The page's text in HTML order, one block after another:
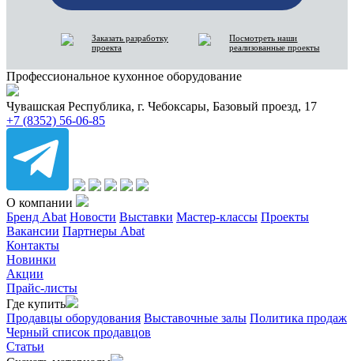
Заказать разработку
проекта
Посмотреть наши
реализованные проекты
Профессиональное кухонное оборудование
Чувашская Республика, г. Чебоксары, Базовый проезд, 17
+7 (8352) 56-06-85
О компании
Бренд Abat Новости Выставки Мастер-классы Проекты
Вакансии Партнеры Abat
Контакты
Новинки
Акции
Прайс-листы
Где купить
Продавцы оборудования Выставочные залы Политика продаж
Черный список продавцов
Статьи